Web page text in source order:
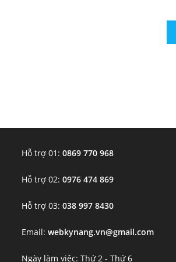
Hỗ trợ 01:0869 770 968
Hỗ trợ 02:0976 474 869
Hỗ trợ 03:038 997 8430
Email:webkynang.vn@gmail.com
Ngày làm việc: Thứ 2 - Thứ 6